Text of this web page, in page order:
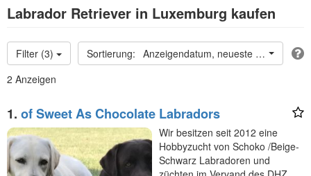
Labrador Retriever in Luxemburg kaufen
Filter (3)
Anzeigendatum, neueste oben
2 Anzeigen
1. of Sweet As Chocolate Labradors
Wir besitzen seit 2012 eine
Hobbyzucht von Schoko /Beige-
Schwarz Labradoren und